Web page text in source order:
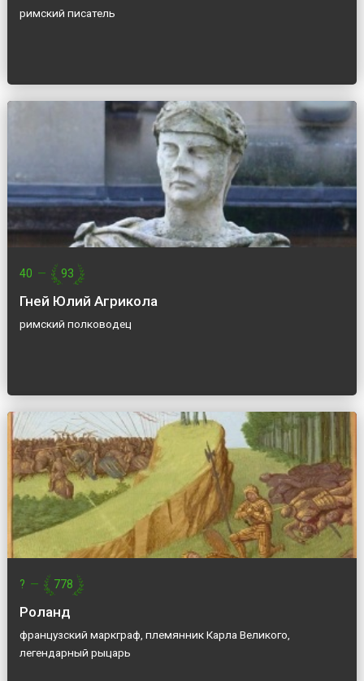
римский писатель
40 — 93
Гней Юлий Агрикола
римский полководец
? — 778
Роланд
французский маркграф, племянник Карла Великого,
легендарный рыцарь